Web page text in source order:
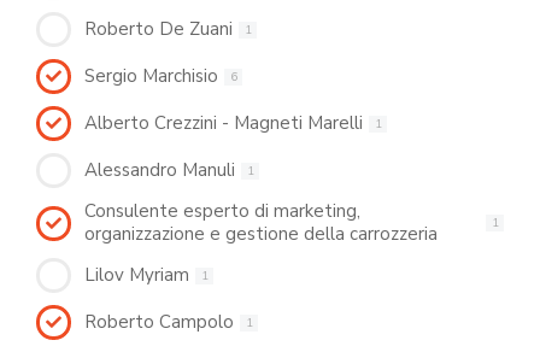
Roberto De Zuani 1
Sergio Marchisio 6
Alberto Crezzini - Magneti Marelli 1
Alessandro Manuli 1
Consulente esperto di marketing,
organizzazione e gestione della carrozzeria
1
Lilov Myriam 1
Roberto Campolo 1